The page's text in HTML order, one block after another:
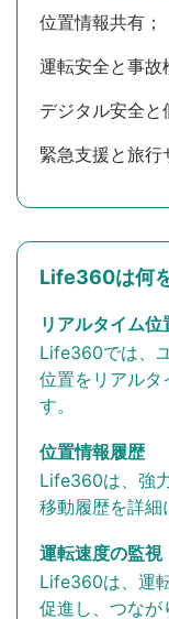
位置情報共有；
運転安全と事故
デジタル安全と
緊急支援と旅行
Life360は何
リアルタイム位
Life360では、
位置をリアルタ
す。
位置情報履歴
Life360は、強
移動履歴を詳細
運転速度の監視
Life360は、運
促進し、つなが